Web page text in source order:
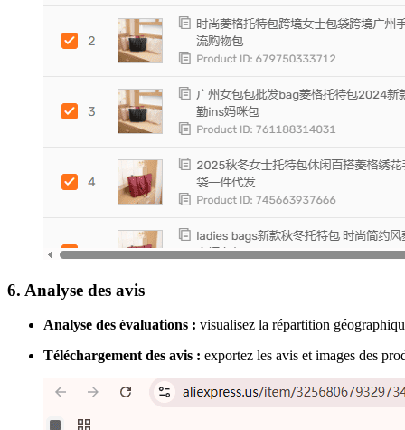
6. Analyse des avis
Analyse des évaluations : visualisez la répartition
Téléchargement des avis : exportez les avis et images des